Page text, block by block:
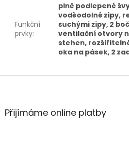
Funkční
prvky:
plně podlepené
voděodolné zipy,
suchými zipy, 2
ventilační otvory
stehen,
oka na pásek, 2
Z
aPřijímáme online platby